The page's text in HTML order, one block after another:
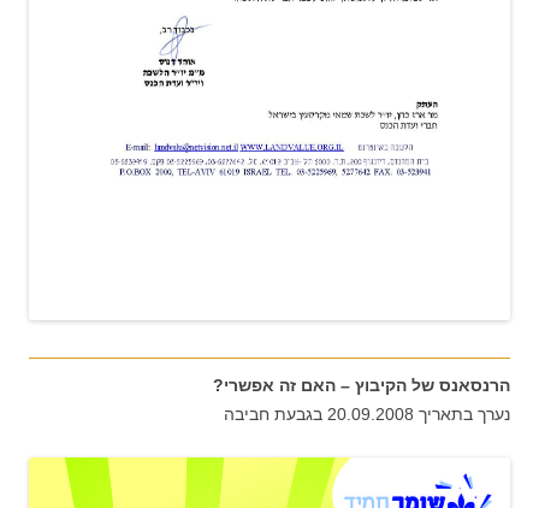
הרנסאנס של הקיבוץ – האם זה אפשרי?
נערך בתאריך 20.09.2008 בגבעת חביבה